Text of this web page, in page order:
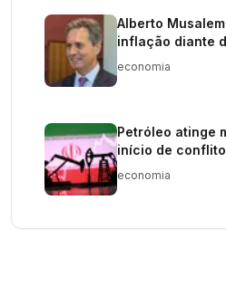
Alberto
inflação diante
Oriente Médio
economia
Petróleo atinge
início de
economia